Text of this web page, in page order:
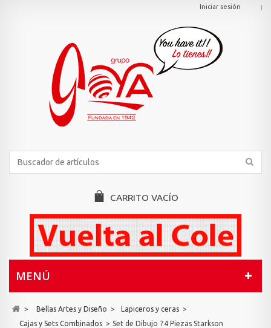
Iniciar sesión
CARRITO VACÍO
MENÚ
> Bellas Artes y Diseño > Lapiceros y ceras >
Cajas y Sets Combinados > Set de Dibujo 74 Piezas Starkson